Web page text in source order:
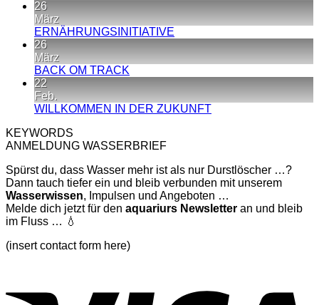
26
März
ERNÄHRUNGSINITIATIVE
26
März
BACK OM TRACK
BACK
22
Feb.
WILLKOMMEN IN DER ZUKUNFTKeine
DER
ZUKUNFT
KEYWORDS
ANMELDUNG WASSERBRIEF
Spürst du, dass Wasser mehr ist als nur Durstlöscher …?
Dann tauch tiefer ein und bleib verbunden mit unserem
Wasserwissen, Impulsen und Angeboten …
Melde dich jetzt für den aquariurs Newsletter an und bleib
im Fluss … 💧
(insert contact form here)